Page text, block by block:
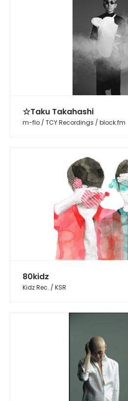
☆Taku Takahashi
m-flo / TCY Recordings / block.fm
80kidz
Kidz Rec. / KSR